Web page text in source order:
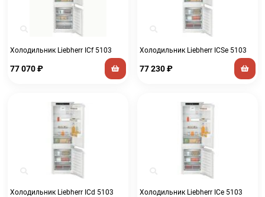
Холодильник Liebherr ICf 5103
77 070₽
Холодильник Liebherr ICSe 5103
77 230₽
Холодильник Liebherr ICd 5103 Холодильник Liebherr ICe 5103